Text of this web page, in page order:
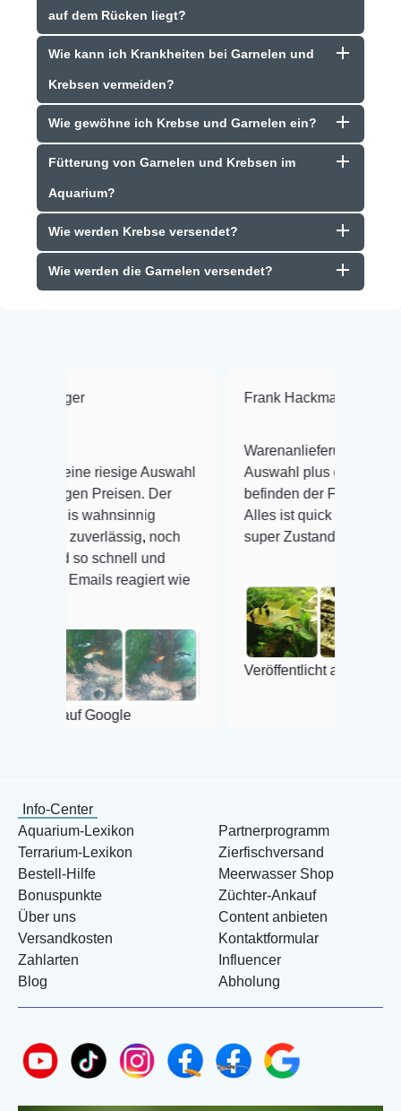
auf dem Rücken liegt?
Wie kann ich Krankheiten bei Garnelen und
Krebsen vermeiden?
Wie gewöhne ich Krebse und Garnelen ein?
Fütterung von Garnelen und Krebsen im
Aquarium?
Wie werden Krebse versendet?
Wie werden die Garnelen versendet?
Auswahl
Der
noch
und
reagiert wie
Frank Hackmayer ★★★★
Warenanlieferung Top und die
Auswahl plus gesundheitliches
befinden der Fische einwandfrei.
Alles ist quick lebendig und im
super Zustand. Gerne wieder 😃
Veröffentlicht auf Google
Info-Center
Aquarium-Lexikon
Terrarium-Lexikon
Bestell-Hilfe
Bonuspunkte
Über uns
Versandkosten
Zahlarten
Blog
Partnerprogramm
Zierfischversand
Meerwasser Shop
Züchter-Ankauf
Content anbieten
Kontaktformular
Influencer
Abholung